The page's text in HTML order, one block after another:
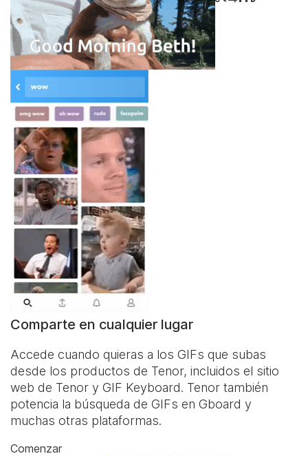
Comparte en cualquier lugar
Accede cuando quieras a los GIFs que subas
desde los productos de Tenor, incluidos el sitio
web de Tenor y GIF Keyboard. Tenor también
potencia la búsqueda de GIFs en Gboard y
muchas otras plataformas.
Comenzar